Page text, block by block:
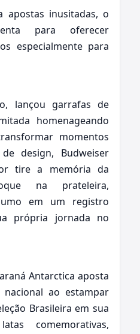
inusitadas, o
para oferecer
especialmente para
lançou garrafas de
homenageando
momentos
design,
Budweiser
tire a memória da
na prateleira,
em um registro
própria jornada no
Antarctica aposta
ao estampar
Brasileira em sua
comemorativas,